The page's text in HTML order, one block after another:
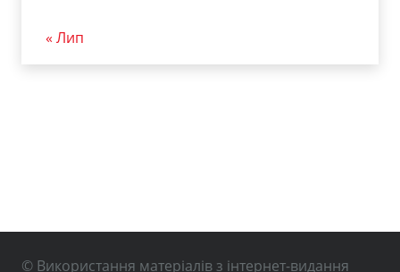
« Лип
© Використання матеріалів з інтернет-видання